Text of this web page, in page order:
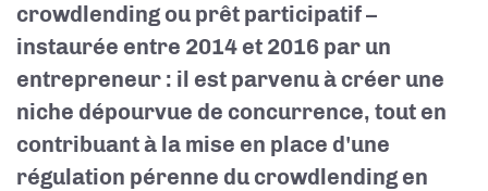
crowdlending ou prêt participatif –
instaurée entre 2014 et 2016 par un
entrepreneur : il est parvenu à créer une
niche dépourvue de concurrence, tout en
contribuant à la mise en place d'une
régulation pérenne du crowdlending en